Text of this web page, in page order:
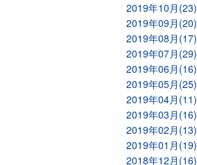
2019年10月(23)
2019年09月(20)
2019年08月(17)
2019年07月(29)
2019年06月(16)
2019年05月(25)
2019年04月(11)
2019年03月(16)
2019年02月(13)
2019年01月(19)
2018年12月(16)